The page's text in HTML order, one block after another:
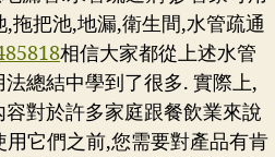
拖把池,地漏,衛生間,水管疏通
相信大家都從上述水管
總結中學到了很多. 實際上,
對於許多家庭跟餐飲業來說
它們之前,您需要對產品有肯